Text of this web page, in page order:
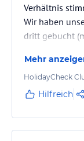
Verhältnis
​Wir haben
dritt gebucht
den gezahlten
und Service
​Das Personal
Komfort: Es
sondern
Mehr
HolidayCheck
Hilfreich